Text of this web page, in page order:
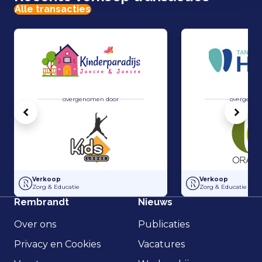
Alle transacties
overgenomen door
Overname Kinderparadijs Jansen & Jansen door Kids Lodge
Verkoop
Zorg & Educatie
Overname van
Verkoop
Zorg & Educatie
Vorige
Rembrandt
Over ons
Privacy en Cookies
Nieuws
Publicaties
Vacatures